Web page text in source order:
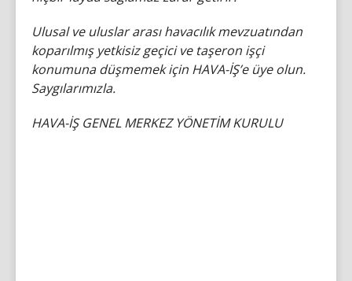
Ulusal ve uluslar arası havacılık mevzuatından
koparılmış yetkisiz geçici ve taşeron işçi
konumuna düşmemek için HAVA-İŞ’e üye olun.
Saygılarımızla.
HAVA-İŞ GENEL MERKEZ YÖNETİM KURULU